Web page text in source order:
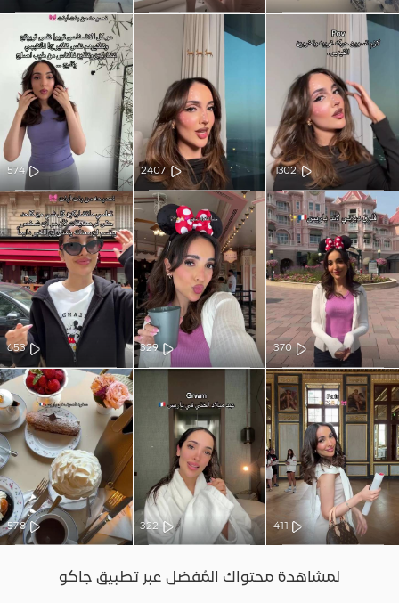
1302
2407
574
370
329
653
411
322
578
لمشاهدة محتواك المُفضل عبر تطبيق جاكو